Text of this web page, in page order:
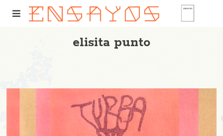
elisita punto